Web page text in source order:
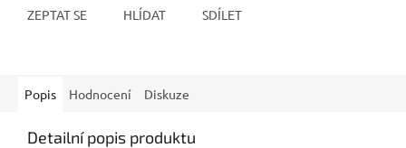
ZEPTAT SE HLÍDAT SDÍLET
Popis Hodnocení Diskuze
Detailní popis produktu